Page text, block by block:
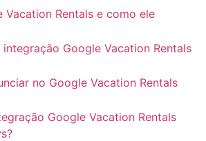
Vacation Rentals e como ele
Google Vacation Rentals
no Google Vacation Rentals
Google Vacation Rentals